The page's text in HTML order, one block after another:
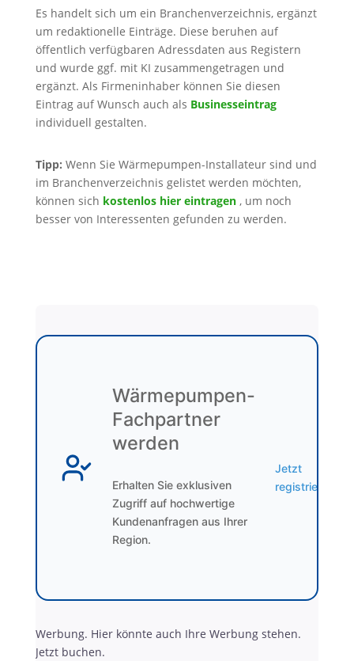
Es handelt sich um ein Branchenverzeichnis, ergänzt
um redaktionelle Einträge. Diese beruhen auf
öffentlich verfügbaren Adressdaten aus Registern
und wurde ggf. mit KI zusammengetragen und
ergänzt. Als Firmeninhaber können Sie diesen
Eintrag auf Wunsch auch als Businesseintrag
individuell gestalten.
Tipp: Wenn Sie Wärmepumpen-Installateur sind und
im Branchenverzeichnis gelistet werden möchten,
können sich kostenlos hier eintragen, um noch
besser von Interessenten gefunden zu werden.
Wärmepumpen-
Fachpartner
werden
Erhalten Sie exklusiven
Zugriff auf hochwertige
Kundenanfragen aus Ihrer
Region.
Jetzt
registrieren
Werbung. Hier könnte auch Ihre Werbung stehen.
Jetzt buchen.